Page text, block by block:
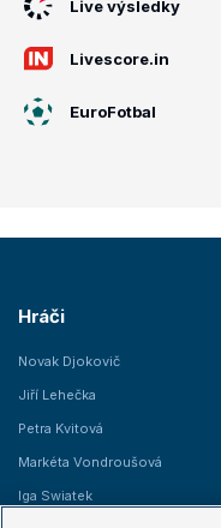
Live výsledky
Livescore.in
EuroFotbal
Hráči
Novak Djokovič
Jiří Lehečka
Petra Kvitová
Markéta Vondroušová
Iga Swiatek